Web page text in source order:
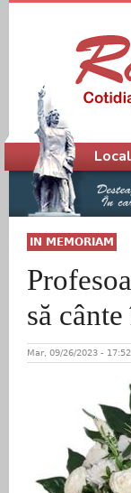
IN MEMORIAM
să
Mar, 09/26/2023 - 17:52
Meniu
Local